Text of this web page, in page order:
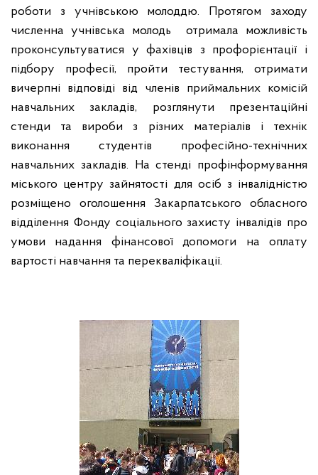
роботи з учнівською молоддю. Протягом заходу
численна учнівська молодь
отримала можливість
проконсультуватися у фахівців з профорієнтації і
підбору професії, пройти тестування, отримати
вичерпні відповіді від членів приймальних комісій
навчальних закладів, розглянути презентаційні
стенди та вироби з різних матеріалів і технік
виконання студентів професійно-технічних
навчальних закладів. На стенді профінформування
міського центру зайнятості для осіб з інвалідністю
розміщено оголошення Закарпатського обласного
відділення Фонду соціального захисту інвалідів про
умови надання фінансової допомоги на оплату
вартості навчання та перекваліфікації.